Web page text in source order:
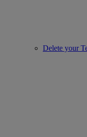
Delete your